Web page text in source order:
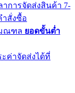
าการจัดส่งสินค้า 7-
ำสั่งซื้อ
มณฑล ยอดขั้นต่ำ
ค่าจัดส่งได้ที่